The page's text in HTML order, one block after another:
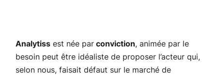
Analytiss est née par conviction, animée par le
besoin peut être idéaliste de proposer l’acteur qui,
selon nous, faisait défaut sur le marché de